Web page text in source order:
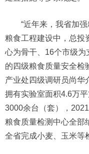
“近年来，我省加
粮食工程建设中，总投
心为骨干、16个市级
的四级粮食质量安全检
产业处四级调研员尚华
拥有实验室面积4.6万
3000余台（套），
粮食质量检测中心全部
全省完成小麦、玉米等